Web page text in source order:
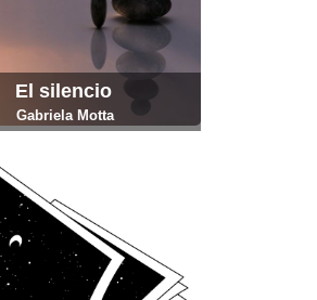
El silencio
Gabriela Motta